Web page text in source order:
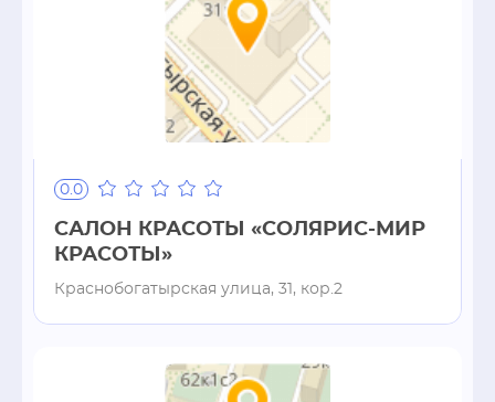
0.0
САЛОН КРАСОТЫ «СОЛЯРИС-МИР
КРАСОТЫ»
Краснобогатырская улица, 31, кор.2